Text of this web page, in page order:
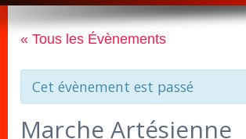
« Tous les Évènements
Cet évènement est passé
Marche Artésienne